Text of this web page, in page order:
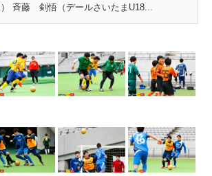
） 斉藤 剣悟（デールさいたまU18...